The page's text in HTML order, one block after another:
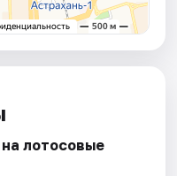
лотосовые